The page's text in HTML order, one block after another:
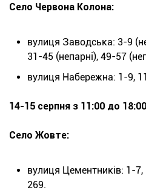
Село Червона Колона:
вулиця Заводська: 3-9
31-45 (непарні), 49-57
вулиця Набережна: 1-9,
14-15 серпня з 11:00 до
Село Жовте:
вулиця Цементників: 1-7,
269.